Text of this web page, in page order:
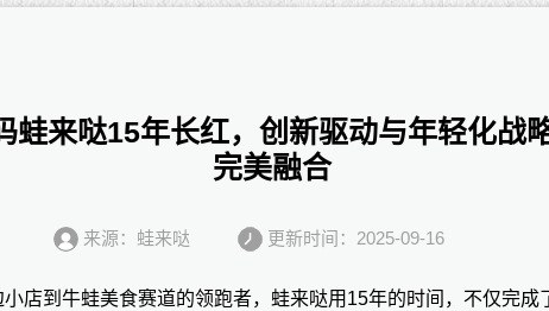
蛙来哒15年长红，创新驱动与年轻化战
完美融合
来源：蛙来哒 更新时间：2025-09-16
小店到牛蛙美食赛道的领跑者， 蛙来哒用 15年的时间，不仅完成